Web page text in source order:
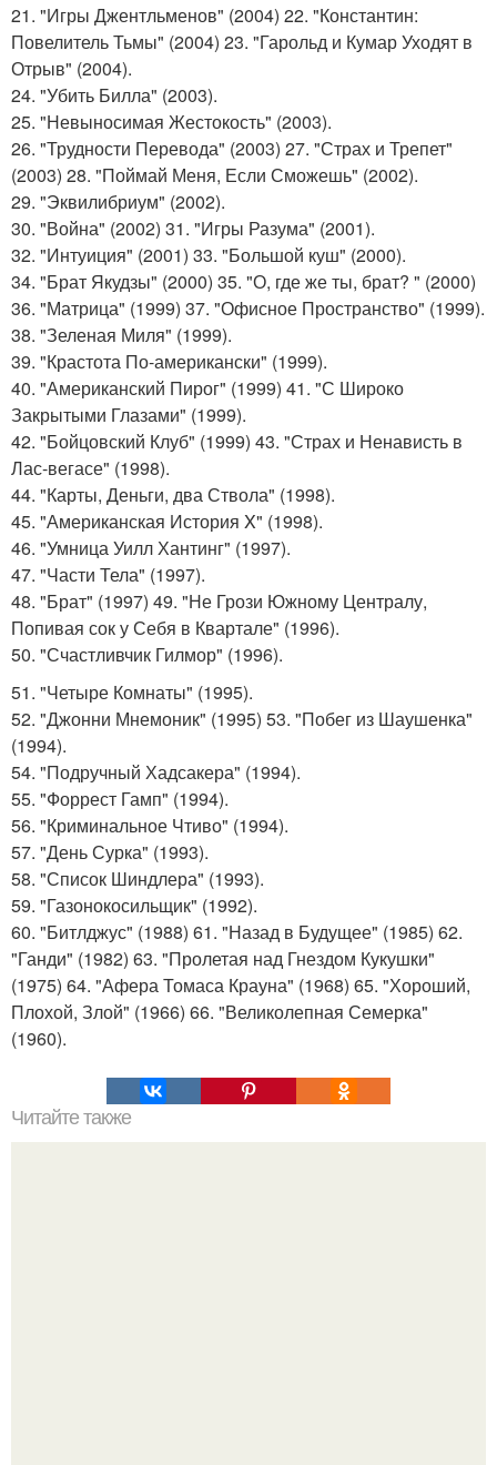
21. "Игры Джентльменов" (2004) 22. "Константин:
Повелитель Тьмы" (2004) 23. "Гарольд и Кумар Уходят в
Отрыв" (2004).
24. "Убить Билла" (2003).
25. "Невыносимая Жестокость" (2003).
26. "Трудности Перевода" (2003) 27. "Страх и Трепет"
(2003) 28. "Поймай Меня, Если Сможешь" (2002).
29. "Эквилибриум" (2002).
30. "Война" (2002) 31. "Игры Разума" (2001).
32. "Интуиция" (2001) 33. "Большой куш" (2000).
34. "Брат Якудзы" (2000) 35. "О, где же ты, брат? " (2000)
36. "Матрица" (1999) 37. "Офисное Пространство" (1999).
38. "Зеленая Миля" (1999).
39. "Крастота По-американски" (1999).
40. "Американский Пирог" (1999) 41. "С Широко
Закрытыми Глазами" (1999).
42. "Бойцовский Клуб" (1999) 43. "Страх и Ненависть в
Лас-вегасе" (1998).
44. "Карты, Деньги, два Ствола" (1998).
45. "Американская История X" (1998).
46. "Умница Уилл Хантинг" (1997).
47. "Части Тела" (1997).
48. "Брат" (1997) 49. "Не Грози Южному Централу,
Попивая сок у Себя в Квартале" (1996).
50. "Счастливчик Гилмор" (1996).
51. "Четыре Комнаты" (1995).
52. "Джонни Мнемоник" (1995) 53. "Побег из Шаушенка"
(1994).
54. "Подручный Хадсакера" (1994).
55. "Форрест Гамп" (1994).
56. "Криминальное Чтиво" (1994).
57. "День Сурка" (1993).
58. "Список Шиндлера" (1993).
59. "Газонокосильщик" (1992).
60. "Битлджус" (1988) 61. "Назад в Будущее" (1985) 62.
"Ганди" (1982) 63. "Пролетая над Гнездом Кукушки"
(1975) 64. "Афера Томаса Крауна" (1968) 65. "Хороший,
Плохой, Злой" (1966) 66. "Великолепная Семерка"
(1960).
Читайте также